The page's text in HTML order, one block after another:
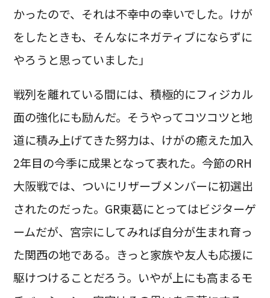
かったので、それは不幸中の幸いでした。けが
をしたときも、そんなにネガティブにならずに
やろうと思っていました」
戦列を離れている間には、積極的にフィジカル
面の強化にも励んだ。そうやってコツコツと地
道に積み上げてきた努力は、けがの癒えた加入
2年目の今季に成果となって表れた。今節のRH
大阪戦では、ついにリザーブメンバーに初選出
されたのだった。GR東葛にとってはビジターゲ
ームだが、宮宗にしてみれば自分が生まれ育っ
た関西の地である。きっと家族や友人も応援に
駆けつけることだろう。いやが上にも高まるモ